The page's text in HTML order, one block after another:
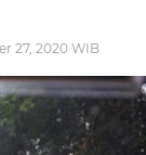
27, 2020 WIB